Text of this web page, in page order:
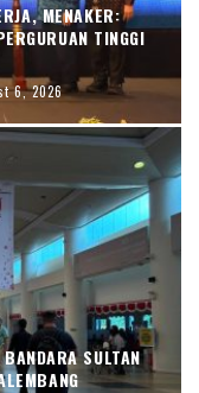
MENAKER:
TINGGI
6, 2026
SULTAN